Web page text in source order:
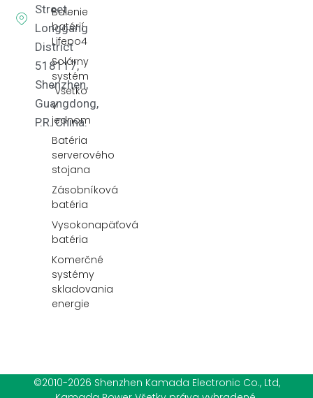
Balenie
batérií
Lifepo4
Solárny
systém
"všetko
v
jednom
Batéria
serverového
stojana
Zásobníková
batéria
Vysokonapäťová
batéria
Komerčné
systémy
skladovania
energie
Street,
Longgang
District
518117,
Shenzhen,
Guangdong,
P.R. China.
©2010-2026 Shenzhen Kamada Electronic Co., Ltd,